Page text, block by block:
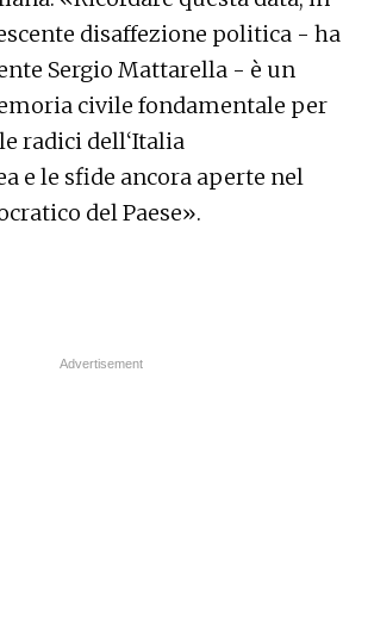
disaffezione politica - ha
Sergio Mattarella - è un
civile fondamentale per
radici dell‘Italia
e le sfide ancora aperte nel
del Paese».